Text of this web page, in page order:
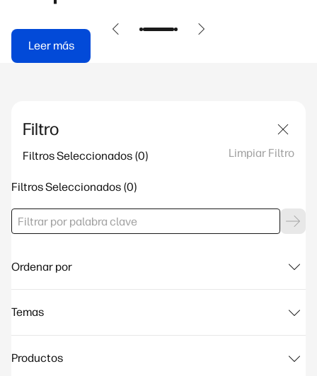
Leer más
Filtro
Filtros Seleccionados Limpiar Filtro
Filtros Seleccionados
Ordenar por
Temas
Productos